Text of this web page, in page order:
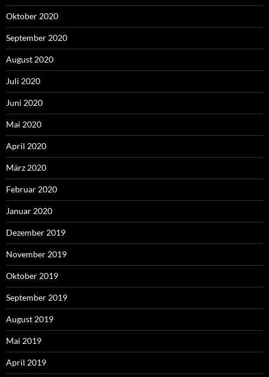
Oktober 2020
September 2020
August 2020
Juli 2020
Juni 2020
Mai 2020
April 2020
März 2020
Februar 2020
Januar 2020
Dezember 2019
November 2019
Oktober 2019
September 2019
August 2019
Mai 2019
April 2019